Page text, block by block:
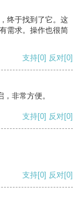
终于找到了它。这
需求。操作也很简
支持[0] 反对[0]
非常方便。
支持[0] 反对[0]
支持[0] 反对[0]